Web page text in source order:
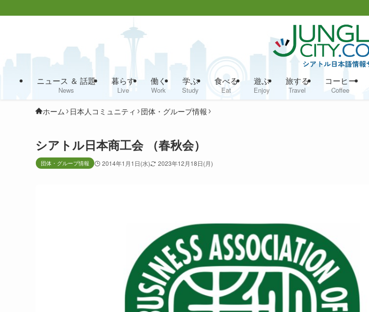
ニュース ＆ 話題
News
暮らす
Live
働く
Work
学ぶ
Study
食べる
Eat
遊ぶ
Enjoy
旅する
Travel
コーヒー
Coffee
ホーム 日本人コミュニティ 団体・グループ情報
シアトル日本商工会 （春秋会）
団体・グループ情報 2014年1月1日(水) 2023年12月18日(月)